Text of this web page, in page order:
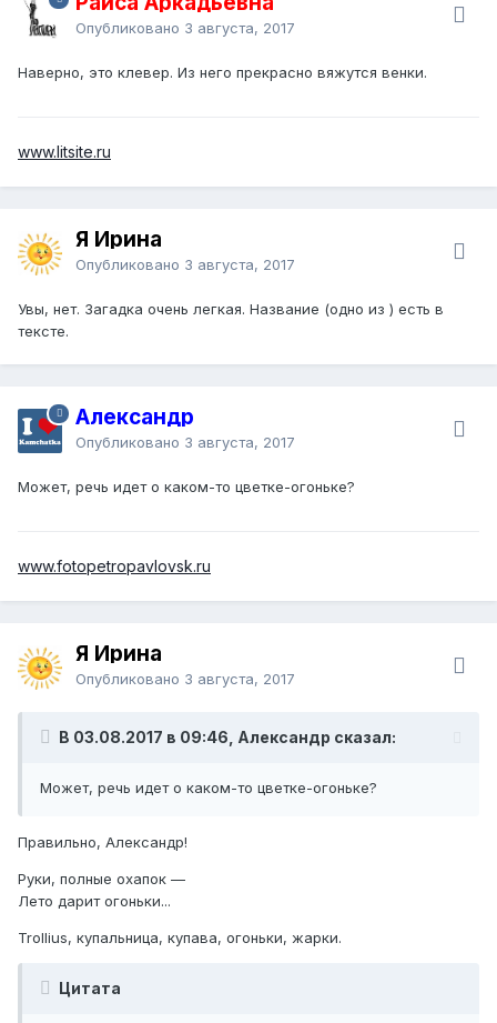
Опубликовано 3 августа, 2017
Наверно, это клевер. Из него прекрасно вяжутся венки.
www.litsite.ru
Я Ирина
Опубликовано 3 августа, 2017
Увы, нет. Загадка очень легкая. Название (одно из ) есть в
тексте.
Александр
Опубликовано 3 августа, 2017
Может, речь идет о каком-то цветке-огоньке?
www.fotopetropavlovsk.ru
Я Ирина
Опубликовано 3 августа, 2017
В 03.08.2017 в 09:46, Александр сказал:
Может, речь идет о каком-то цветке-огоньке?
Правильно, Александр!
Руки, полные охапок —
Лето дарит огоньки...
Trollius, купальница, купава, огоньки, жарки.
Цитата